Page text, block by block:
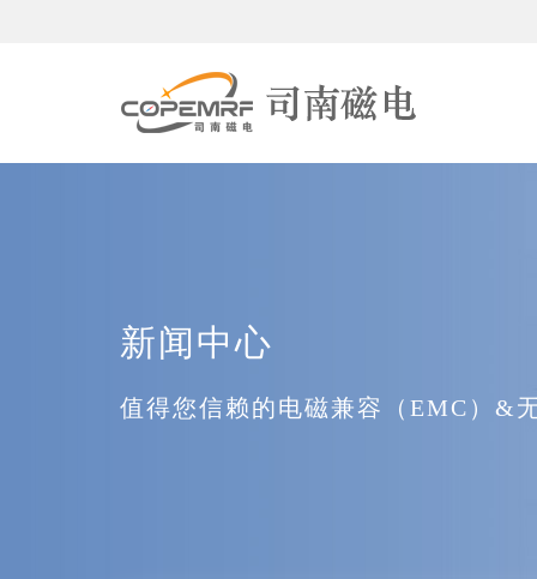
新闻中心
值得您信赖的电磁兼容（EMC）&